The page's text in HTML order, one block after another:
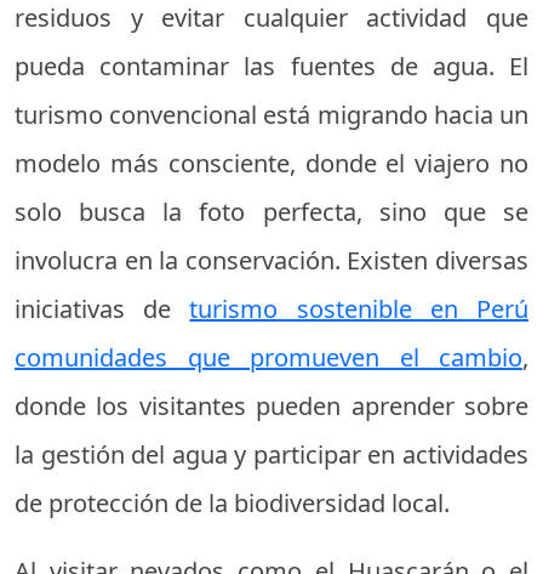
residuos y evitar cualquier actividad que
pueda contaminar las fuentes de agua. El
turismo convencional está migrando hacia un
modelo más consciente, donde el viajero no
solo busca la foto perfecta, sino que se
involucra en la conservación. Existen diversas
iniciativas deturismo sostenible en Perú
comunidades que promueven el cambio,
donde los visitantes pueden aprender sobre
la gestión del agua y participar en actividades
de protección de la biodiversidad local.